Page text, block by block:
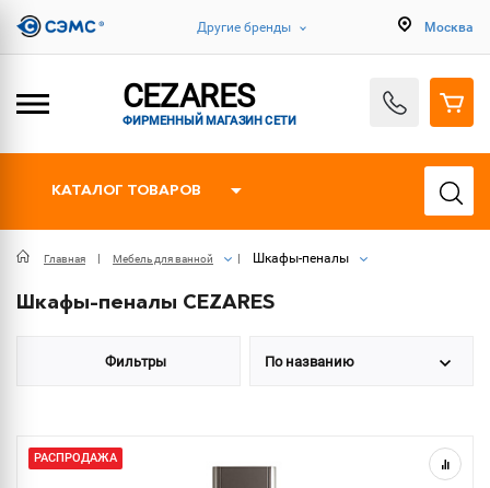
Другие бренды Москва
CEZARES
ФИРМЕННЫЙ МАГАЗИН СЕТИ
КАТАЛОГ ТОВАРОВ
Главная Мебель для ванной Шкафы-пеналы
Шкафы-пеналы CEZARES
Фильтры По названию
РАСПРОДАЖА